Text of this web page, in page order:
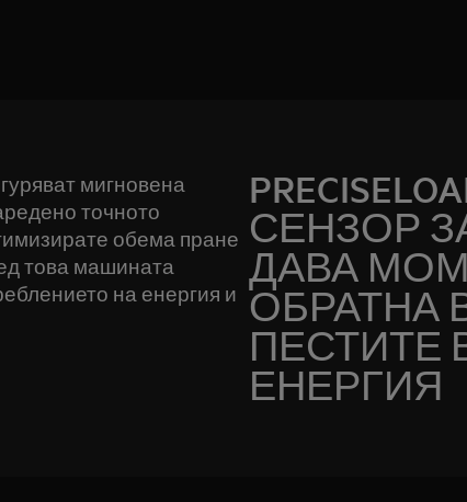
СЕНЗОР
ДАВА
ОБРАТНА
ПЕСТИТЕ
ЕНЕРГИЯ
мигновена
точното
обема пране
това машината
на енергия и